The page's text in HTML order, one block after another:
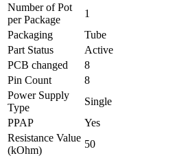
Number of Pot
per Package
1
Packaging
Tube
Part Status
Active
PCB changed
8
Pin Count
8
Power Supply
Type
Single
PPAP
Yes
Resistance Value
(kOhm)
50